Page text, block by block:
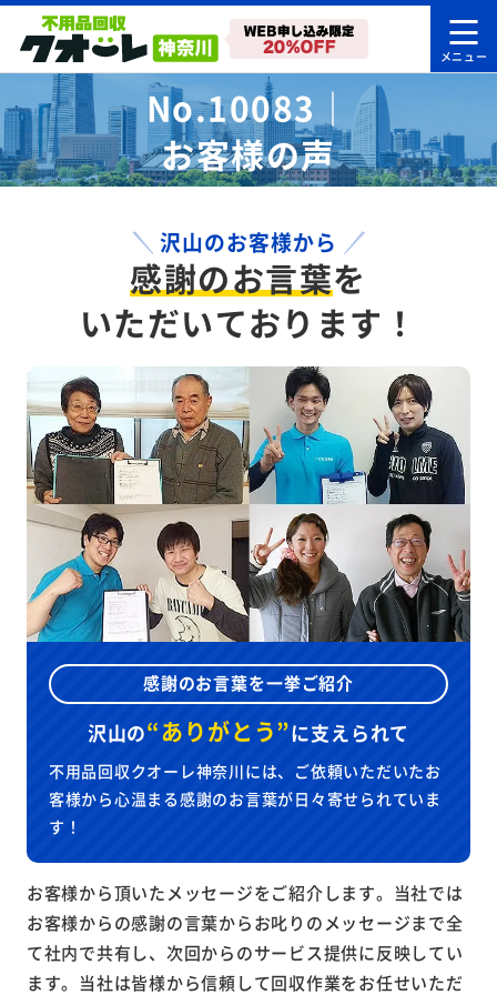
No.10083｜
お客様の声
沢山のお客様から
感謝のお言葉を
いただいております！
感謝のお言葉を一挙ご紹介
沢山の“ありがとう”に支えられて
不用品回収クオーレ神奈川には、ご依頼いただいたお
客様から心温まる感謝のお言葉が日々寄せられていま
す！
お客様から頂いたメッセージをご紹介します。当社では
お客様からの感謝の言葉からお叱りのメッセージまで全
て社内で共有し、次回からのサービス提供に反映してい
ます。当社は皆様から信頼して回収作業をお任せいただ